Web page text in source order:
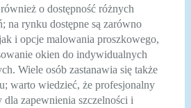
o dostępność różnych
na rynku dostępne są zarówno
i opcje malowania proszkowego,
okien do indywidualnych
Wiele osób zastanawia się także
warto wiedzieć, że profesjonalny
zapewnienia szczelności i